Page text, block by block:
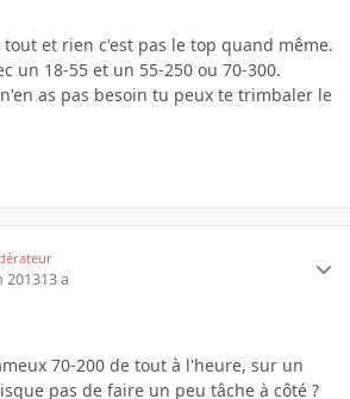
et rien c'est pas le top quand même.
un 18-55 et un 55-250 ou 70-300.
as pas besoin tu peux te trimbaler le
201313 a
70-200 de tout à l'heure, sur un
pas de faire un peu tâche à côté ?